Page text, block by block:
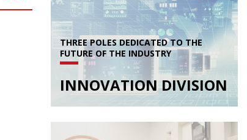
THREE POLES DEDICATED TO THE
FUTURE OF THE INDUSTRY
INNOVATION DIVISION